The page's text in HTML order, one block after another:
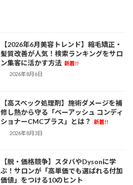
【2026年6月美容トレンド】縮毛矯正・
髪質改善が人気！検索ランキングをサロ
ン集客に活かす方法 新着!!
2026年8月6日
【高スペック処理剤】施術ダメージを補
修し熱から守る「ペーアッシュ コンディ
ショナーCMCプラス」とは？
新着!!
2026年8月3日
【脱・価格競争】スタバやDysonに学
ぶ！サロンが「高単価でも選ばれる付加
価値」をつける10のヒント